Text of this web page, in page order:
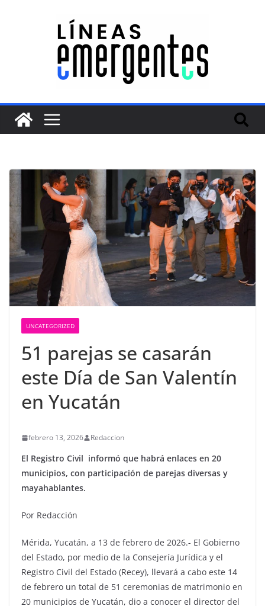
UNCATEGORIZED
51 parejas se casarán
este Día de San Valentín
en Yucatán
febrero 13, 2026 Redaccion
El Registro Civil informó que habrá enlaces en 20
municipios, con participación de parejas diversas y
mayahablantes.
Por Redacción
Mérida, Yucatán, a 13 de febrero de 2026.- El Gobierno
del Estado, por medio de la Consejería Jurídica y el
Registro Civil del Estado (Recey), llevará a cabo este 14
de febrero un total de 51 ceremonias de matrimonio en
20 municipios de Yucatán, dio a conocer el director del